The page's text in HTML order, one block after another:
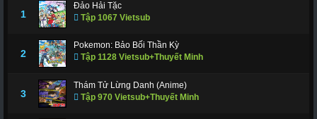
1
Đảo Hải Tặc
Tập 1067 Vietsub
2
Pokemon: Bảo Bối Thần Kỳ
Tập 1128 Vietsub+Thuyết Minh
3
Thám Tử Lừng Danh (Anime)
Tập 970 Vietsub+Thuyết Minh